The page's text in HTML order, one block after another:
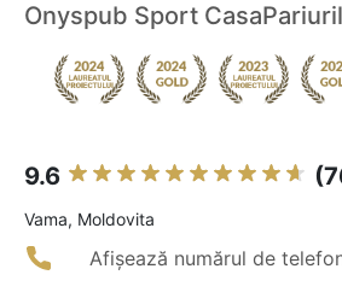
Onyspub Sport
9.6
Vama, Moldovita
Afișează numărul de